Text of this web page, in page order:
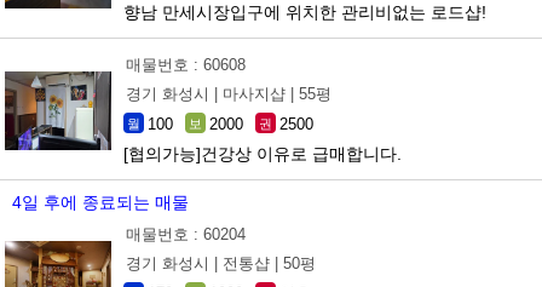
향남 만세시장입구에 위치한 관리비없는 로드샵!
매물번호 : 60608
경기 화성시 |
마사지샵 | 55평
월 100 보 2000 권 2500
[협의가능]건강상 이유로 급매합니다.
4일 후에 종료되는 매물
매물번호 : 60204
경기 화성시 |
전통샵 | 50평